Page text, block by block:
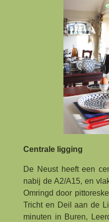
Centrale ligging
De Neust heeft een
nabij de A2/A15, en
Omringd door
Tricht en Deil aan de
minuten in Buren,